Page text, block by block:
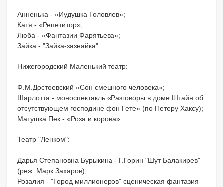
Анненька - «Иудушка Головлев»;
Катя - «Репетитор»;
Люба - «Фантазии Фарятьева»;
Зайка - "Зайка-зазнайка".
Нижегородский Маленький театр:
Ф.М.Достоевский «Сон смешного человека»;
Шарлотта - моноспектакль «Разговоры в доме Штайн об
отсутствующем господине фон Гете» (по Петеру Хаксу);
Матушка Пек - «Роза и корона».
Театр "Ленком":
Дарья Степановна Бурыкина - Г.Горин "Шут Балакирев"
(реж. Марк Захаров);
Розалия - "Город миллионеров" сценическая фантазия